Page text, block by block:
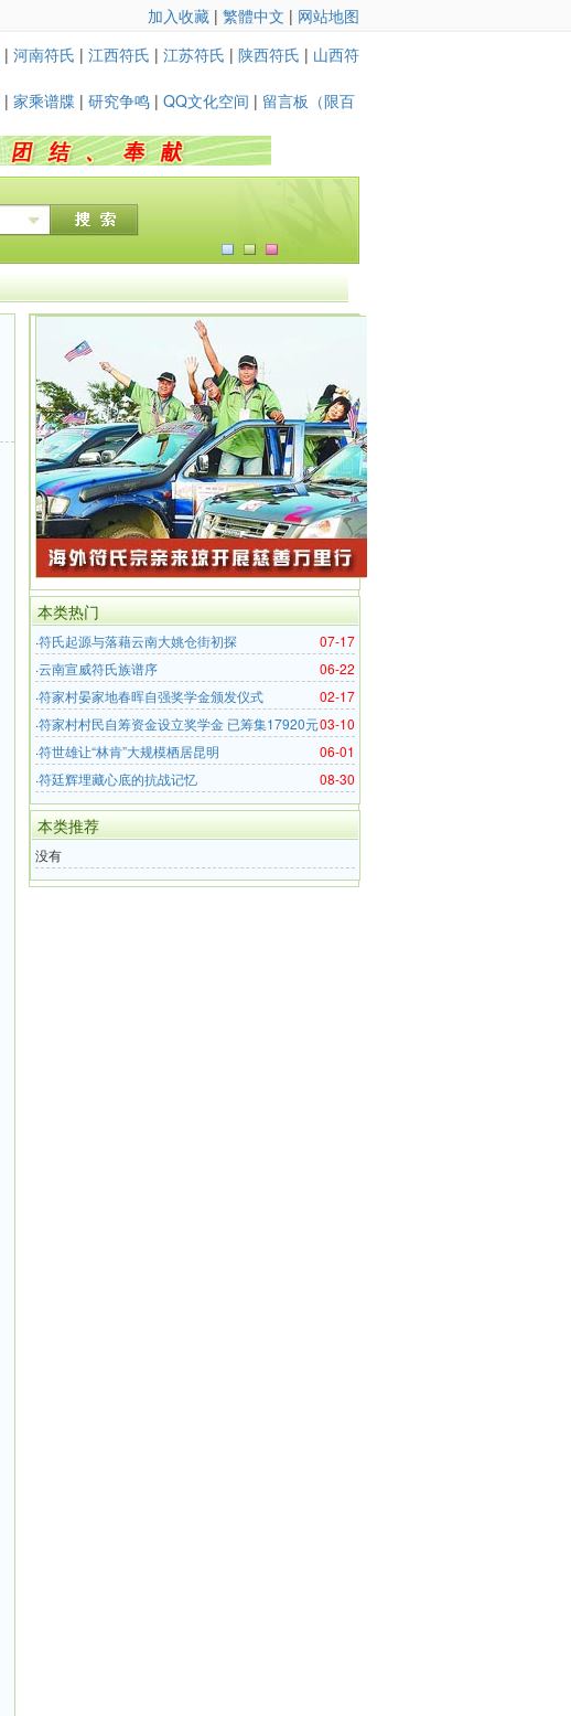
加入收藏 | 繁體中文 | 网站地图
| 河南符氏 | 江西符氏 | 江苏符氏 | 陕西符氏 | 山西符
| 家乘谱牒 | 研究争鸣 | QQ文化空间 | 留言板（限百
本类热门
07-17
·符氏起源与落藉云南大姚仓街初探
06-22
·云南宣威符氏族谱序
02-17
·符家村晏家地春晖自强奖学金颁发仪式
03-10
·符家村村民自筹资金设立奖学金 已筹集17920元
06-01
·符世雄让“林肯”大规模栖居昆明
08-30
·符廷辉埋藏心底的抗战记忆
本类推荐
没有